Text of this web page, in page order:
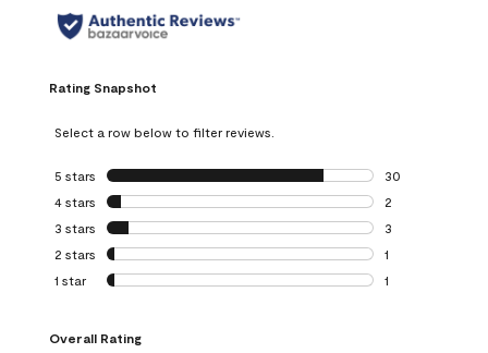
Rating Snapshot
Select a row below to filter reviews.
5 stars stars
30
30 reviews with
4 stars stars
2
2 reviews with 4
3 stars stars
3
3 reviews with 3
2 stars stars
1
1 review with 2
1 star stars
1
Overall Rating